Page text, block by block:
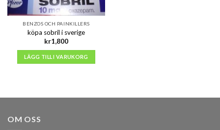
BENZOS OCH PAINKILLERS
köpa sobril i sverige
kr1,800
LÄGG TILL I VARUKORG
OM OSS